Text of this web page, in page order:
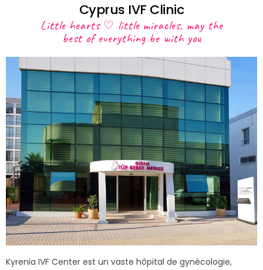
Cyprus IVF Clinic
Little hearts ♡ little miracles, may the
best of everything be with you
Kyrenia IVF Center est un vaste hôpital de gynécologie,